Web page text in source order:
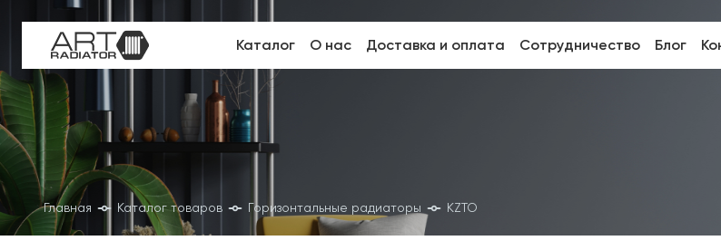
Каталог О нас Доставка и оплата Сотрудничество Блог
Главная Каталог товаров Горизонтальные радиаторы KZTO